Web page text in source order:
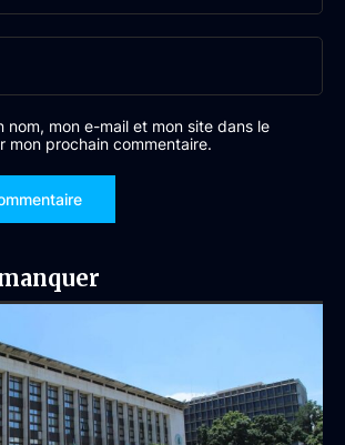
nom, mon e-mail et mon site dans le
mon prochain commentaire.